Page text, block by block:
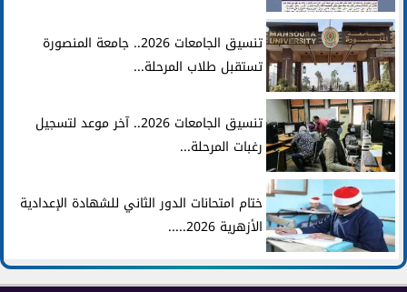
تنسيق الجامعات 2026.. جامعة المنصورة
تستقبل طلاب المرحلة...
تنسيق الجامعات 2026.. آخر موعد لتسجيل
رغبات المرحلة...
ختام امتحانات الدور الثاني للشهادة الإعدادية
الأزهرية 2026.....